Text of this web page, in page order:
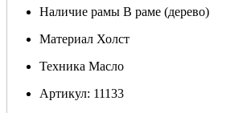
Наличие рамы В раме (дерево)
Материал Холст
Техника Масло
Артикул: 11133